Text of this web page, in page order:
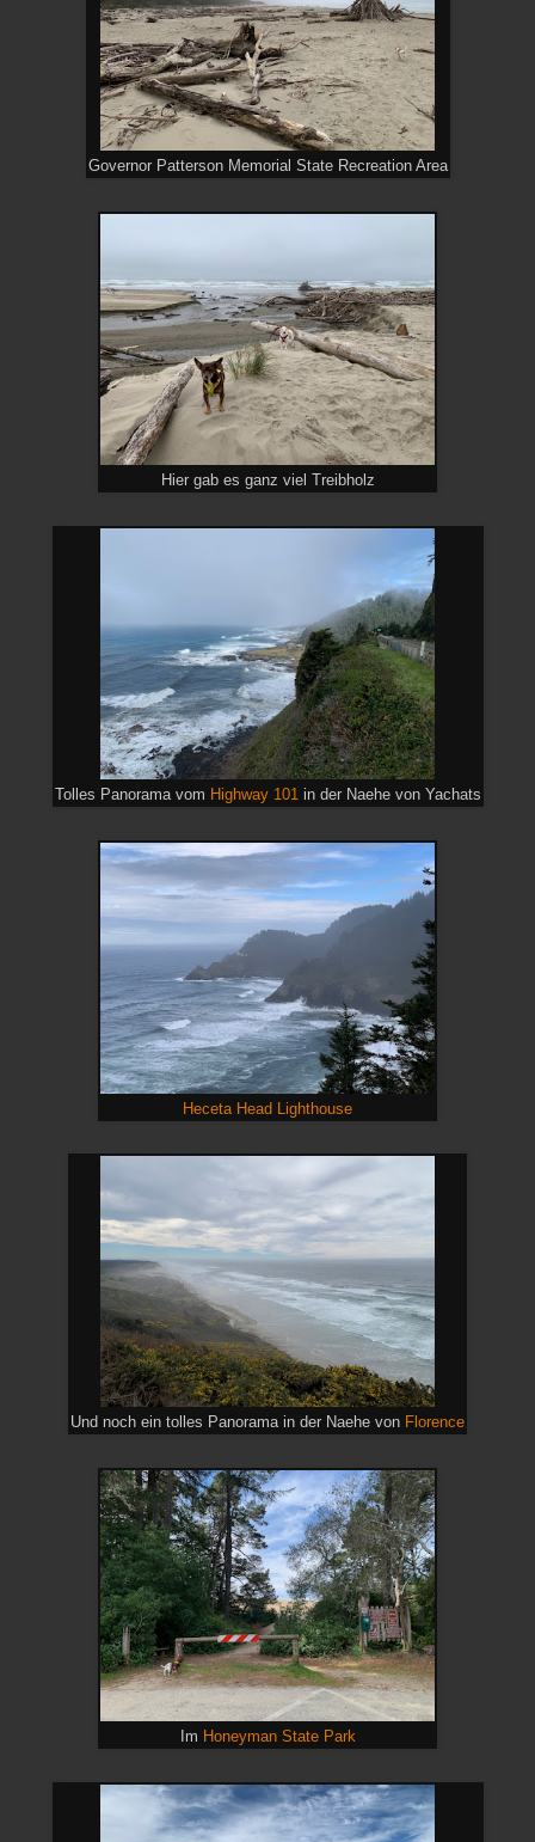
Governor Patterson Memorial State Recreation Area
Hier gab es ganz viel Treibholz
Tolles Panorama vom Highway 101 in der Naehe von Yachats
Heceta Head Lighthouse
Und noch ein tolles Panorama in der Naehe von Florence
Im Honeyman State Park